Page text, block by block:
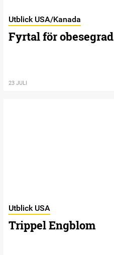
Utblick USA/Kanada
Fyrtal för
23 JULI
Utblick USA
Trippel Engblom